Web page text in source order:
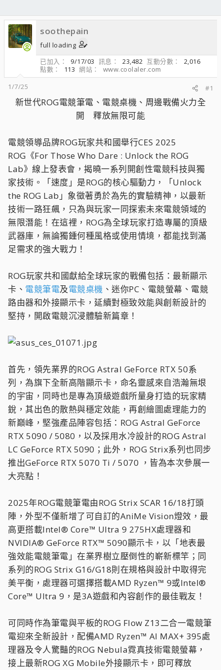
soothepain
full loading
已加入
9/17/03 訊息 23,482 互動分數
2,016
點數
113 網站
www.coolaler.com
1/7/25
#1
新世代ROG電競筆電、電競桌機、周邊戰備火力全
開 釋放無限可能​
電競領導品牌ROG玩家共和國舉行CES 2025
ROG《For Those Who Dare : Unlock the ROG
Lab》線上發表會，揭曉一系列開創性電競科技與獨
家技術。「速度」是ROG的核心驅動力，「Unlock
the ROG Lab」象徵著勇於為先的實驗精神，以最新
技術一路狂飆，只為與玩家一同探索未來電競領域的
無限潛能！在這裡，ROG為全球玩家打造專屬的頂級
武器庫，無論獨鍾何種風格或使用情境，都能找到滿
足需求的強大戰力！
ROG玩家共和國獻給全球玩家的戰備包括：最新顯示
卡、 電競筆電及電競桌機 、迷你PC、電競螢幕、電競
路由器和外接顯示卡，延續對極致效能與創新設計的
堅持，開啟電競沉浸體驗新篇章！
首先，領先業界的ROG Astral GeForce RTX 50系
列，為旗下全新高階顯示卡，命名靈感來自浩瀚無垠
的宇宙，同時也是專為頂級遊戲所量身打造的玩家精
銳，其出色的散熱與穩定效能，再創繪圖處理能力的
新巔峰，堅強產品陣容包括：ROG Astral GeForce
RTX 5090 / 5080，以及採用水冷設計的ROG Astral
LC GeForce RTX 5090；此外，ROG Strix系列也同步
推出GeForce RTX 5070 Ti / 5070 ，皆為本次參展一
大亮點！
2025年ROG電競筆電由ROG Strix SCAR 16/18打頭
陣，外型不僅新增了可自訂的AniMe Vision燈效，最
高更搭載Intel® Core™ Ultra 9 275HX處理器和
NVIDIA® GeForce RTX™ 5090顯示卡，以「地表最
強效能電競筆電」在業界樹立壓倒性的嶄新標竿；同
系列的ROG Strix G16/G18則在規格與設計中取得完
美平衡，處理器可選擇搭載AMD Ryzen™ 9或Intel®
Core™ Ultra 9，是3A遊戲和內容創作的最佳戰友！
可同時作為筆電與平板的ROG Flow Z13二合一電競筆
電迎來全新設計，配備AMD Ryzen™ AI MAX+ 395處
理器及令人驚豔的ROG Nebula霓真技術電競螢幕，
接上最新ROG XG Mobile外接顯示卡，即可釋放